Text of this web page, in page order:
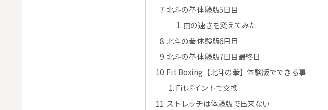
北斗の拳 体験版5日目
曲の速さを変えてみた
北斗の拳 体験版6日目
北斗の拳 体験版7日目最終日
Fit Boxing【北斗の拳】体験版でできる事
Fitポイントで交換
ストレッチは体験版で出来ない